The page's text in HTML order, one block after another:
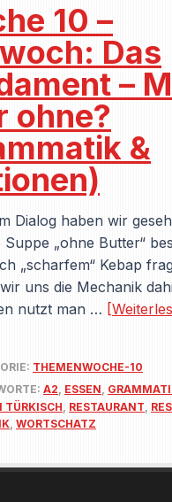
10 –
Das
–
ohne?
&
Dialog haben wir
Suppe „ohne Butter“
„scharfem“ Kebap
uns die Mechanik
nutzt man …
THEMENWOCHE-10
A2, ESSEN,
TÜRKISCH, RESTAURANT,
, WORTSCHATZ